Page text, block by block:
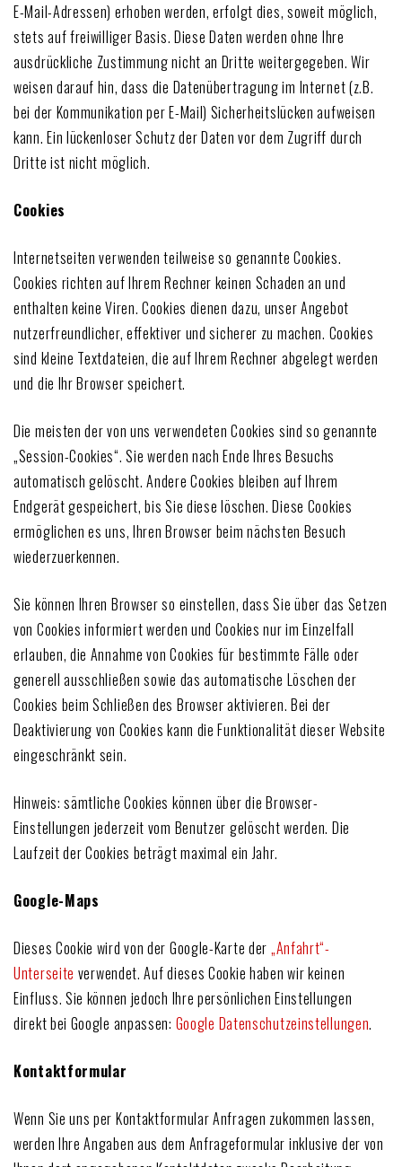
E-Mail-Adressen) erhoben werden, erfolgt dies, soweit möglich,
stets auf freiwilliger Basis. Diese Daten werden ohne Ihre
ausdrückliche Zustimmung nicht an Dritte weitergegeben. Wir
weisen darauf hin, dass die Datenübertragung im Internet (z.B.
bei der Kommunikation per E-Mail) Sicherheitslücken aufweisen
kann. Ein lückenloser Schutz der Daten vor dem Zugriff durch
Dritte ist nicht möglich.
Cookies
Internetseiten verwenden teilweise so genannte Cookies.
Cookies richten auf Ihrem Rechner keinen Schaden an und
enthalten keine Viren. Cookies dienen dazu, unser Angebot
nutzerfreundlicher, effektiver und sicherer zu machen. Cookies
sind kleine Textdateien, die auf Ihrem Rechner abgelegt werden
und die Ihr Browser speichert.
Die meisten der von uns verwendeten Cookies sind so genannte
„Session-Cookies“. Sie werden nach Ende Ihres Besuchs
automatisch gelöscht. Andere Cookies bleiben auf Ihrem
Endgerät gespeichert, bis Sie diese löschen. Diese Cookies
ermöglichen es uns, Ihren Browser beim nächsten Besuch
wiederzuerkennen.
Sie können Ihren Browser so einstellen, dass Sie über das Setzen
von Cookies informiert werden und Cookies nur im Einzelfall
erlauben, die Annahme von Cookies für bestimmte Fälle oder
generell ausschließen sowie das automatische Löschen der
Cookies beim Schließen des Browser aktivieren. Bei der
Deaktivierung von Cookies kann die Funktionalität dieser Website
eingeschränkt sein.
Hinweis: sämtliche Cookies können über die Browser-
Einstellungen jederzeit vom Benutzer gelöscht werden. Die
Laufzeit der Cookies beträgt maximal ein Jahr.
Google-Maps
Dieses Cookie wird von der Google-Karte der „Anfahrt“-
Unterseite verwendet. Auf dieses Cookie haben wir keinen
Einfluss. Sie können jedoch Ihre persönlichen Einstellungen
direkt bei Google anpassen: Google Datenschutzeinstellungen.
Kontaktformular
Wenn Sie uns per Kontaktformular Anfragen zukommen lassen,
werden Ihre Angaben aus dem Anfrageformular inklusive der von